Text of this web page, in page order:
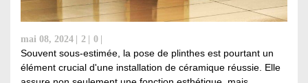
mai 08, 2024 2 0
Souvent sous-estimée, la pose de plinthes est pourtant un
élément crucial d'une installation de céramique réussie. Elle